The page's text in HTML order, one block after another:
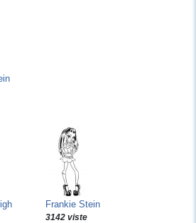
Frankie Stein
3142 viste